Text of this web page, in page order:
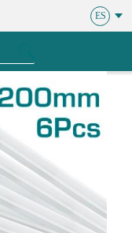
ES